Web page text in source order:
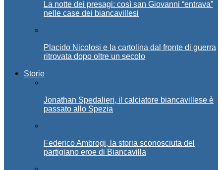
La notte dei presagi: così san Giovanni “entrava”
nelle case dei biancavillesi
Placido Nicolosi e la cartolina dal fronte di guerra
ritrovata dopo oltre un secolo
Storie
Jonathan Spedalieri, il calciatore biancavillese è
passato allo Spezia
Federico Ambrogi, la storia sconosciuta del
partigiano eroe di Biancavilla